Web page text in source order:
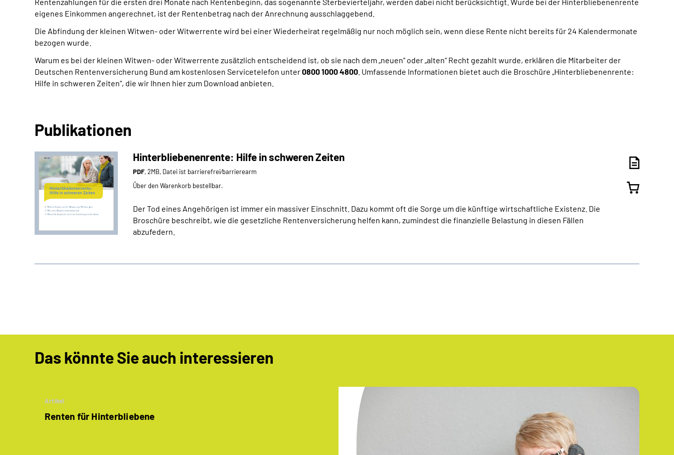
eigenes Einkommen angerechnet, ist der Rentenbetrag nach der Anrechnung ausschlaggebend.
Die Abfindung der kleinen Witwen- oder Witwerrente wird bei einer Wiederheirat regelmäßig nur noch möglich sein, wenn diese Rente nicht bereits für 24 Kalendermonate
bezogen wurde.
Warum es bei der kleinen Witwen- oder Witwerrente zusätzlich entscheidend ist, ob sie nach dem „neuen“ oder „alten“ Recht gezahlt wurde, erklären die Mitarbeiter der
Deutschen Rentenversicherung Bund am kostenlosen Servicetelefon unter0800 1000 4800 . Umfassende Informationen bietet auch die Broschüre „Hinterbliebenenrente:
Hilfe in schweren Zeiten“, die wir Ihnen hier zum Download anbieten.
Publikationen
Hinterbliebenenrente: Hilfe in schweren Zeiten
PDF, 2MB, Datei ist barrierefrei⁄barrierearm
Über den Warenkorb bestellbar.
Der Tod eines Angehörigen ist immer ein massiver Einschnitt. Dazu kommt oft die Sorge um die künftige wirtschaftliche Existenz. Die
Broschüre beschreibt, wie die gesetzliche Rentenversicherung helfen kann, zumindest die finanzielle Belastung in diesen Fällen
abzufedern.
Das könnte Sie auch interessieren
Artikel
Renten für Hinterbliebene